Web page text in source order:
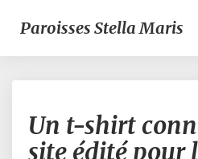
Paroisses Stella Maris
t-
Un t-shirt
site édité pour